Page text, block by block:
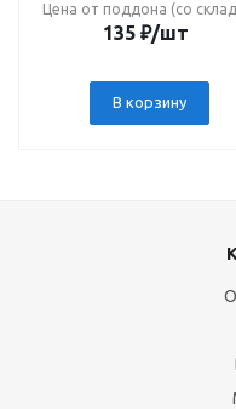
Цена от поддона (со
135 ₽/шт
В корзину